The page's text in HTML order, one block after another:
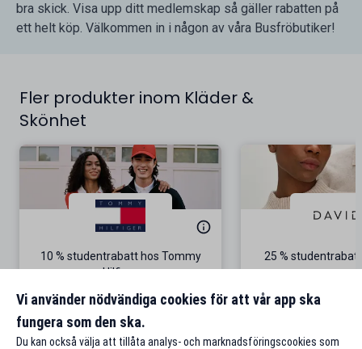
bra skick. Visa upp ditt medlemskap så gäller rabatten på
ett helt köp. Välkommen in i någon av våra Busfröbutiker!
Fler produkter inom Kläder &
Skönhet
10 % studentrabatt hos Tommy
Hilfiger
Gäller på ordinarie pris
Till rabatten
25 %
Vi använder nödvändiga cookies för att vår app ska
fungera som den ska.
Du kan också välja att tillåta analys- och marknadsföringscookies som